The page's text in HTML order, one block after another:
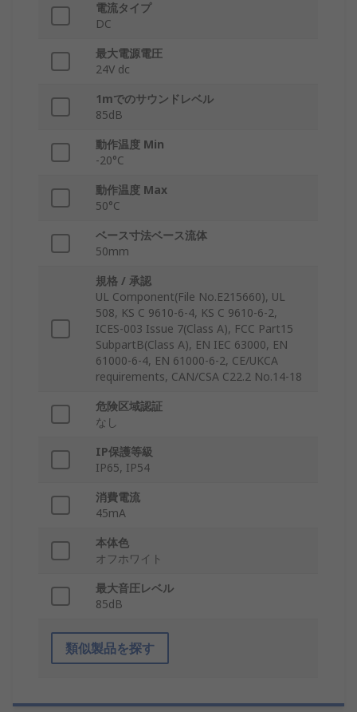
電流タイプ
DC
最大電源電圧
24V dc
1mでのサウンドレベル
85dB
動作温度 Min
-20°C
動作温度 Max
50°C
ベース寸法ベース流体
50mm
規格 / 承認
UL Component(File No.E215660), UL
508, KS C 9610-6-4, KS C 9610-6-2,
ICES-003 Issue 7(Class A), FCC Part15
SubpartB(Class A), EN IEC 63000, EN
61000-6-4, EN 61000-6-2, CE/UKCA
requirements, CAN/CSA C22.2 No.14-18
危険区域認証
なし
IP保護等級
IP65, IP54
消費電流
45mA
本体色
オフホワイト
最大音圧レベル
85dB
類似製品を探す